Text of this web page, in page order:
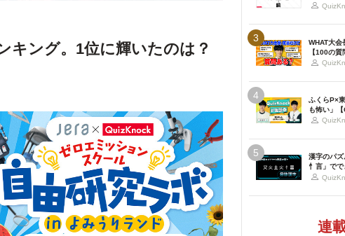
キング。1位に輝いたのは？
3
WHAT大会
【100の質
4
ふくらP×
も怖い」
5
漢字のパ
忄言」で
連